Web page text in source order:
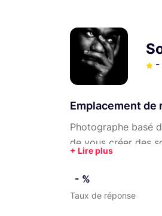
-
Emplacement de
Photographe basé
de vous créer des
- %
Taux de réponse